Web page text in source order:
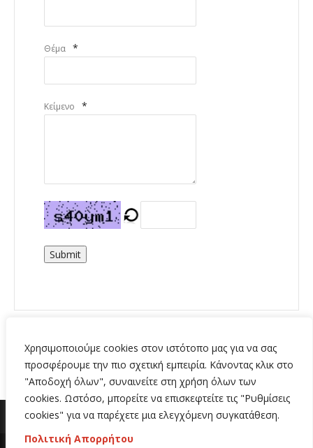
Χρησιμοποιούμε cookies στον ιστότοπο μας για να σας
προσφέρουμε την πιο σχετική εμπειρία. Κάνοντας κλικ στο
"Αποδοχή όλων", συναινείτε στη χρήση όλων των
cookies. Ωστόσο, μπορείτε να επισκεφτείτε τις "Ρυθμίσεις
cookies" για να παρέχετε μια ελεγχόμενη συγκατάθεση.
Πολιτική Απορρήτου
Θέμα *
Κείμενο *
Submit